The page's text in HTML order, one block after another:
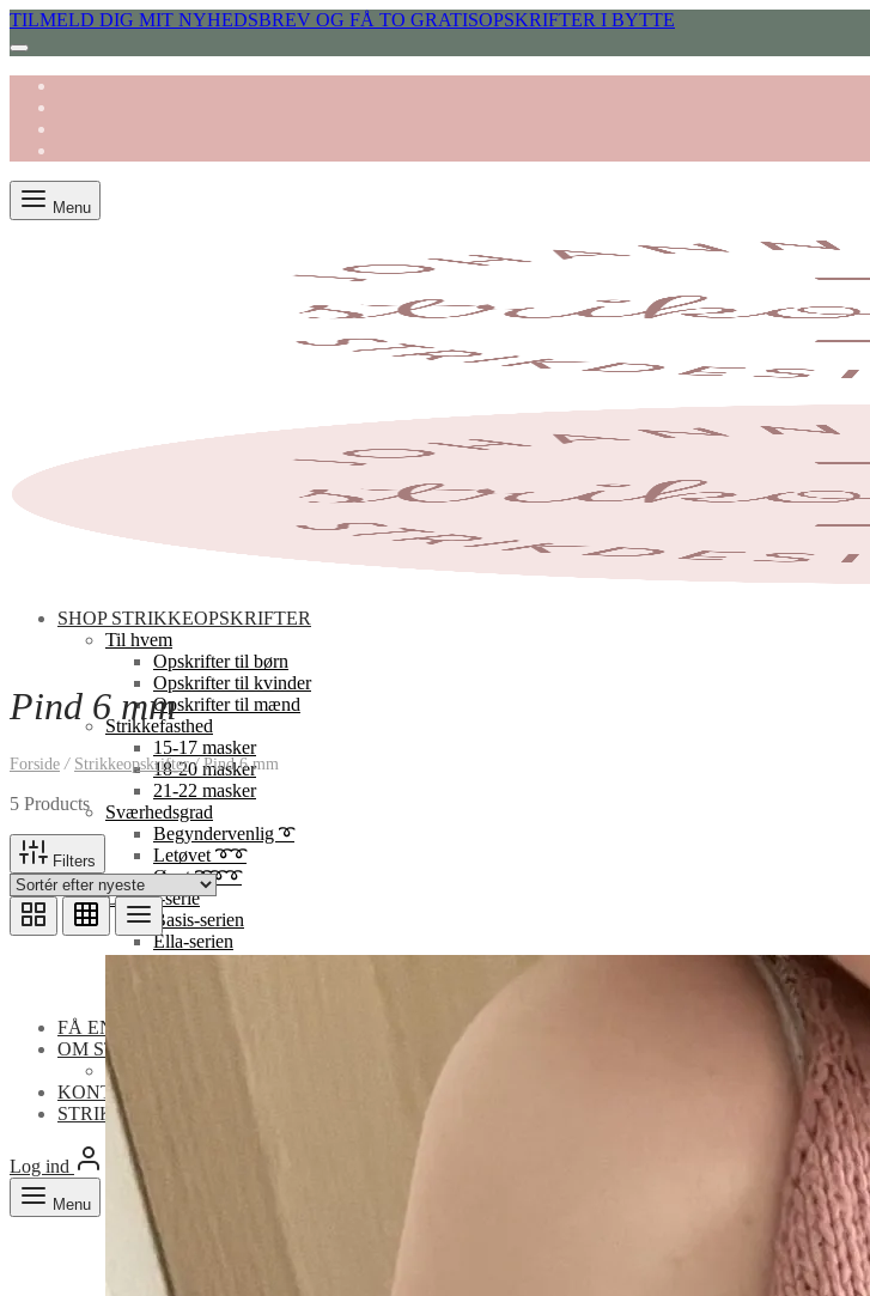
TILMELD DIG MIT NYHEDSBREV OG FÅ TO GRATISOPSKRIFTER I BYTTE
Menu
SHOP STRIKKEOPSKRIFTER
Til hvem
Opskrifter til børn
Opskrifter til kvinder
Opskrifter til mænd
Strikkefasthed
15-17 masker
18-20 masker
21-22 masker
Sværhedsgrad
Begyndervenlig ➰
Letøvet ➰➰
Øvet ➰➰➰
Design-serie
Basis-serien
Ella-serien
FÅ EN GRATISOPSKRIFT
OM STRIKOGKAFFE
Opskrifternes sværhedsgrad
KONTAKT
STRIKKETIPS & -TRICKS
Log ind Search
Menu
Pind 6 mm
Forside / Strikkeopskrifter /Pind 6 mm
5 Products
Filters